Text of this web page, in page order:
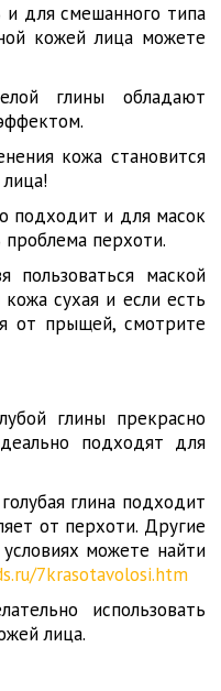
для смешанного типа
кожей лица можете
глины обладают
кожа становится
подходит и для масок
проблема перхоти.
пользоваться маской
сухая и если есть
от прыщей, смотрите
глины прекрасно
подходят для
глина подходит
от перхоти. Другие
можете найти
7krasotavolosi.htm
использовать
лица.